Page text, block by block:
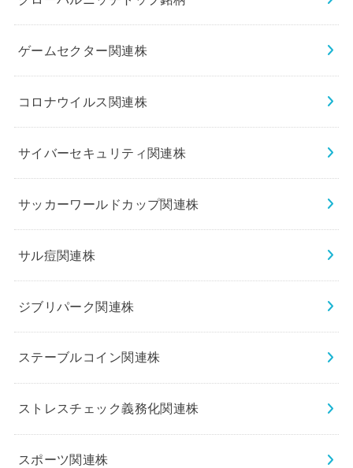
ゲームセクター関連株
コロナウイルス関連株
サイバーセキュリティ関連株
サッカーワールドカップ関連株
サル痘関連株
ジブリパーク関連株
ステーブルコイン関連株
ストレスチェック義務化関連株
スポーツ関連株